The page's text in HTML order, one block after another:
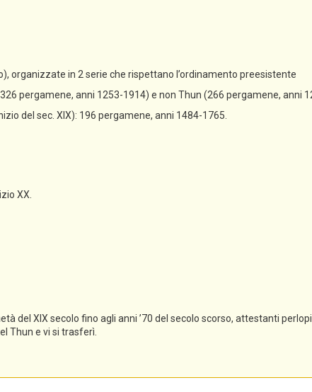
organizzate in 2 serie che rispettano l’ordinamento preesistente
pergamene, anni 1253-1914) e non Thun (266 pergamene, anni
del sec. XIX): 196 pergamene, anni 1484-1765.
XX.
del XIX secolo fino agli anni ’70 del secolo scorso, attestanti
Thun e vi si trasferì.